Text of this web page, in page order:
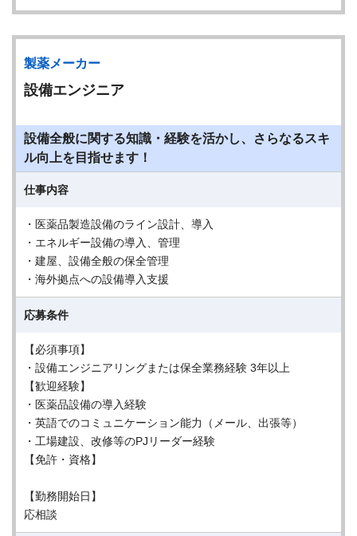
製薬メーカー
設備エンジニア
設備全般に関する知識・経験を活かし、さらなるスキ
ル向上を目指せます！
仕事内容
・医薬品製造設備のライン設計、導入
・エネルギー設備の導入、管理
・建屋、設備全般の保全管理
・海外拠点への設備導入支援
応募条件
【必須事項】
・設備エンジニアリングまたは保全業務経験 3年以上
【歓迎経験】
・医薬品設備の導入経験
・英語でのコミュニケーション能力（メール、出張等）
・工場建設、改修等のPJリーダー経験
【免許・資格】
【勤務開始日】
応相談